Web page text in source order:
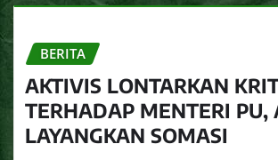
BERITA
AKTIVIS LONTARKAN
TERHADAP MENTERI PU,
LAYANGKAN SOMASI